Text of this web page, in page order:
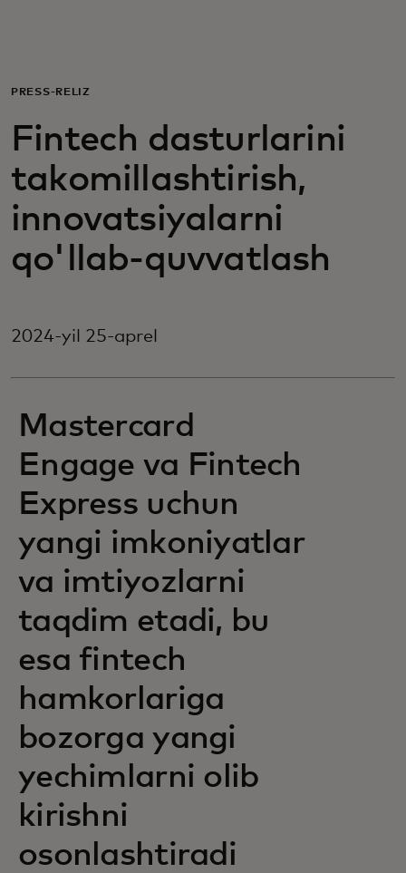
Biznes uchun
Butun dunyo uchun
Innovatorlar uchun
Yangiliklar va trendlar
PRESS-RELIZ
Fintech dasturlarini
takomillashtirish,
innovatsiyalarni
qo'llab-quvvatlash
2024-yil 25-aprel
Mastercard
Engage va Fintech
Express uchun
yangi imkoniyatlar
va imtiyozlarni
taqdim etadi, bu
esa fintech
hamkorlariga
bozorga yangi
yechimlarni olib
kirishni
osonlashtiradi